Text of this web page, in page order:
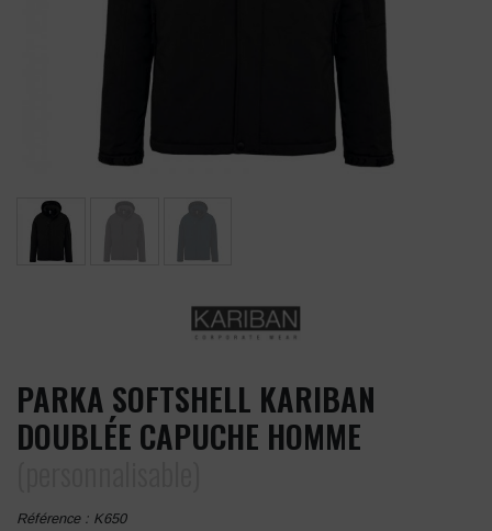
PARKA SOFTSHELL KARIBAN
DOUBLÉE CAPUCHE HOMME
Référence : K650